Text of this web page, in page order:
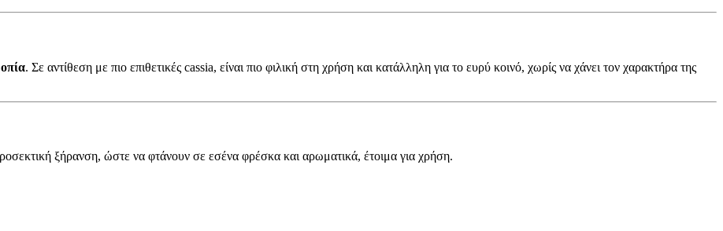
. Σε αντίθεση με πιο επιθετικές cassia, είναι πιο φιλική στη χρήση και κατάλληλη για το ευρύ κοινό, χωρίς να χάνει τον χαρακτήρα της
ξήρανση, ώστε να φτάνουν σε εσένα φρέσκα και αρωματικά, έτοιμα για χρήση.